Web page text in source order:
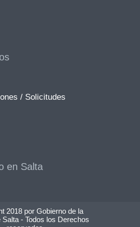
/ Solicitudes
en Salta
2018 por Gobierno de la
Salta - Todos los Derechos